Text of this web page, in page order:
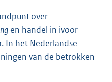
over
en handel in ivoor
In het Nederlandse
van de betrokken